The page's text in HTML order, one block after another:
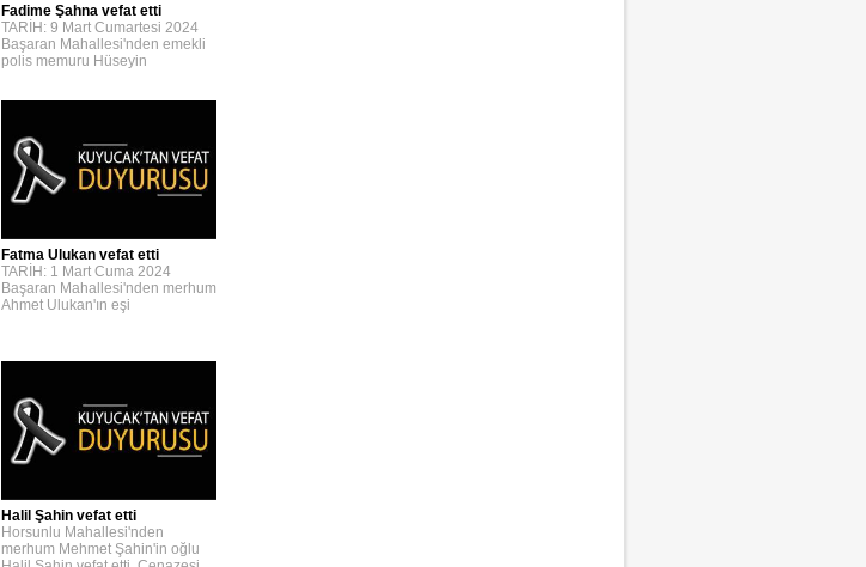
Fadime Şahna vefat etti
TARİH: 9 Mart Cumartesi 2024
Başaran Mahallesi'nden emekli
polis memuru Hüseyin
Fatma Ulukan vefat etti
TARİH: 1 Mart Cuma 2024
Başaran Mahallesi'nden merhum
Ahmet Ulukan'ın eşi
Halil Şahin vefat etti
Horsunlu Mahallesi'nden
merhum Mehmet Şahin'in oğlu